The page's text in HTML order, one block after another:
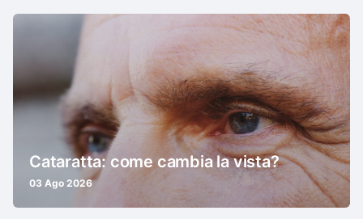
Cataratta: come cambia la vista?
03 Ago 2026